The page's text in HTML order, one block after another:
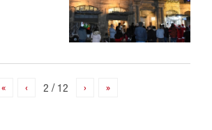
« ‹ 2 / 12 › »